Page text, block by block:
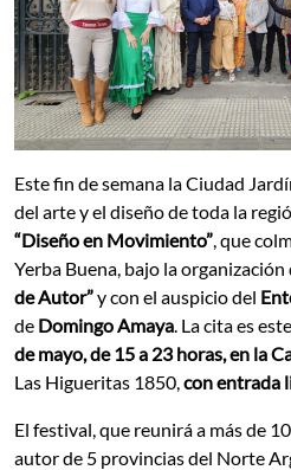
Este fin de semana la Ciudad
del arte y el diseño de toda la
“Diseño en Movimiento”, que
Yerba Buena, bajo la
de Autor”y con el auspicio del
de Domingo Amaya. La cita es este
de mayo, de 15 a 23 horas, en la
Las Higueritas 1850,con entrada
El festival, que reunirá a más de
autor de 5 provincias del Norte